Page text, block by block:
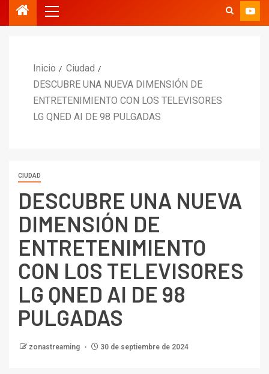
Inicio
Ciudad
DESCUBRE UNA NUEVA DIMENSIÓN DE
ENTRETENIMIENTO CON LOS TELEVISORES
LG QNED AI DE 98 PULGADAS
CIUDAD
DESCUBRE UNA NUEVA
DIMENSIÓN DE
ENTRETENIMIENTO
CON LOS TELEVISORES
LG QNED AI DE 98
PULGADAS
zonastreaming 30 de septiembre de 2024